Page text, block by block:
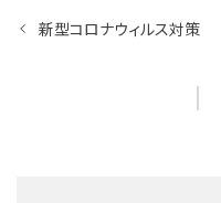
新型コロナウィルス対策